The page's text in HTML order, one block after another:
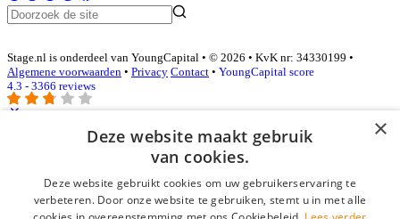
Stage.nl is onderdeel van YoungCapital • © 2026 • KvK nr: 34330199 •
Algemene voorwaarden • Privacy Contact • YoungCapital score
4.3 - 3366 reviews
Inloggen als bedrijf
E-mail*
×
Deze website maakt gebruik
van cookies.
Deze website gebruikt cookies om uw gebruikerservaring te
verbeteren. Door onze website te gebruiken, stemt u in met alle